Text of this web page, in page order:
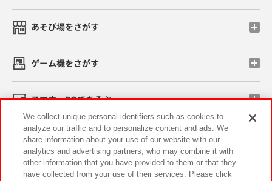
あそび場をさがす
ゲーム機をさがす
スマホ・PCであそぶ
イベント・キャンペーン
We collect unique personal identifiers such as cookies to
analyze our traffic and to personalize content and ads. We
share information about your use of our website with our
analytics and advertising partners, who may combine it with
other information that you have provided to them or that they
have collected from your use of their services. Please click